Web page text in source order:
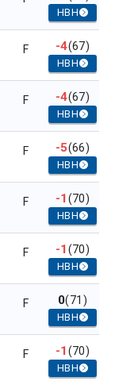
HBH
F -4(67)
HBH
F -4(67)
HBH
F -5(66)
HBH
F -1(70)
HBH
F -1(70)
HBH
F 0(71)
HBH
F -1(70)
HBH